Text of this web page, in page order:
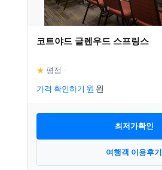
코트야드 글렌우드 스프링스
★ 평점 –
가격 확인하기
최저가확인
여행객 이용후기